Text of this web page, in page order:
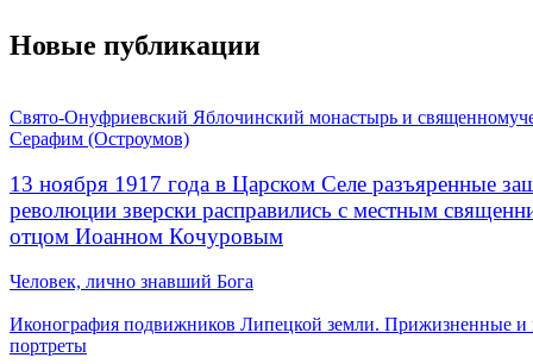
Новые публикации
Свято-Онуфриевский Яблочинский монастырь и
Серафим (Остроумов)
13 ноября 1917 года в Царском Селе разъяренные
революции зверски расправились с местным
отцом Иоанном Кочуровым
Человек, лично знавший Бога
Иконография подвижников Липецкой земли. Прижизненные и
портреты